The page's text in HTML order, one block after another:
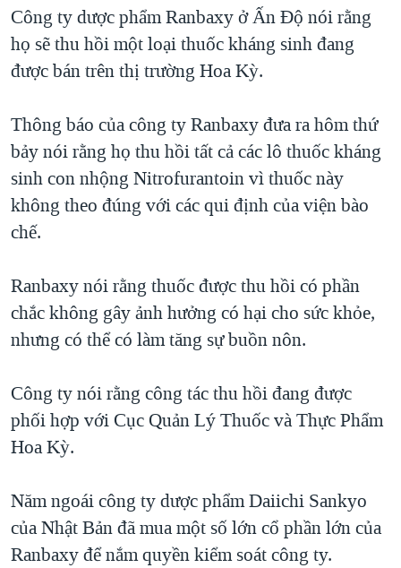
hướng
chính
Đi
"Tìm"
MỤC
TỰ DO BÁO CHÍ
VẠCH TRẦN TIN GIẢ
NGƯỜI VIỆT HẢI NGOẠI
ĐỜI SỐNG
KINH TẾ
KHOA HỌC
VĂN HOÁ
THỂ THAO
GIÁO DỤC
CHUYÊN ĐỀ
CHIẾN TRANH THƯƠNG MẠI CỦA MỸ: QUÁ KHỨ VÀ HIỆN
HÀNH TRÌNH BẦU CỬ 2024
GIẢI MÃ VÀNH ĐAI & CON ĐƯỜNG
NGÀY TỊ NẠN THẾ GIỚI
GROUND ZERO – XƯA VÀ NAY
CHI PHÍ CHIẾN TRANH AFGHANISTAN
THƯỢNG ĐỈNH TRUMP-KIM TẠI VIỆT NAM
TRỊNH VĨNH BÌNH VS. CHÍNH PHỦ VIỆT NAM
NGƯ DÂN VIỆT VÀ LÀN SÓNG TRỘM HẢI SÂM
BÊN KIA QUỐC LỘ: TIẾNG VỌNG TỪ NÔNG THÔN MỸ
QUAN HỆ VIỆT MỸ
HỌC TIẾNG ANH
VIDEO
NGHE
MẠNG XÃ HỘI
Ngôn ngữ khác
Công ty dược phẩm Ranbaxy ở Ấn Độ nói rằng
họ sẽ thu hồi một loại thuốc kháng sinh đang
được bán trên thị trường Hoa Kỳ.
Thông báo của công ty Ranbaxy đưa ra hôm thứ
bảy nói rằng họ thu hồi tất cả các lô thuốc kháng
sinh con nhộng Nitrofurantoin vì thuốc này
không theo đúng với các qui định của viện bào
chế.
Ranbaxy nói rằng thuốc được thu hồi có phần
chắc không gây ảnh hưởng có hại cho sức khỏe,
nhưng có thể có làm tăng sự buồn nôn.
Công ty nói rằng công tác thu hồi đang được
phối hợp với Cục Quản Lý Thuốc và Thực Phẩm
Hoa Kỳ.
Năm ngoái công ty dược phẩm Daiichi Sankyo
của Nhật Bản đã mua một số lớn cổ phần lớn của
Ranbaxy để nắm quyền kiểm soát công ty.